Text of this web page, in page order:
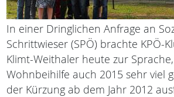
In einer Dringlichen Anfrage an
Schrittwieser (SPÖ) brachte KPÖ-
Klimt-Weithaler heute zur
Wohnbeihilfe auch 2015 sehr viel
der Kürzung ab dem Jahr 2012